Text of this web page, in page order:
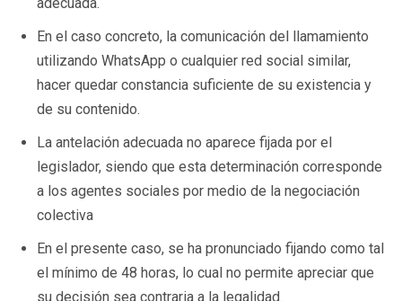
En el caso concreto, la comunicación del llamamiento
utilizando WhatsApp o cualquier red social similar,
hacer quedar constancia suficiente de su existencia y
de su contenido.
La antelación adecuada no aparece fijada por el
legislador, siendo que esta determinación corresponde
a los agentes sociales por medio de la negociación
colectiva
En el presente caso, se ha pronunciado fijando como tal
el mínimo de 48 horas, lo cual no permite apreciar que
su decisión sea contraria a la legalidad.